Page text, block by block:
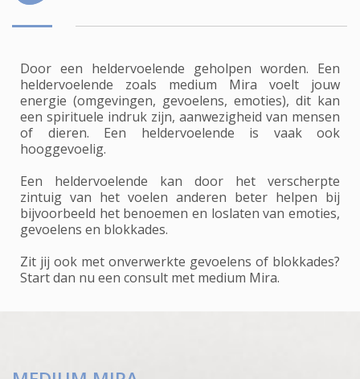
Door een heldervoelende geholpen worden. Een
heldervoelende zoals medium Mira voelt jouw
energie (omgevingen, gevoelens, emoties), dit kan
een spirituele indruk zijn, aanwezigheid van mensen
of dieren. Een heldervoelende is vaak ook
hooggevoelig.
Een heldervoelende kan door het verscherpte
zintuig van het voelen anderen beter helpen bij
bijvoorbeeld het benoemen en loslaten van emoties,
gevoelens en blokkades.
Zit jij ook met onverwerkte gevoelens of blokkades?
Start dan nu een consult met medium Mira.